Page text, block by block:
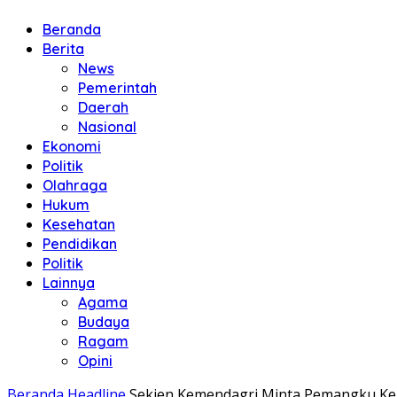
Beranda
Berita
News
Pemerintah
Daerah
Nasional
Ekonomi
Politik
Olahraga
Hukum
Kesehatan
Pendidikan
Politik
Lainnya
Agama
Budaya
Ragam
Opini